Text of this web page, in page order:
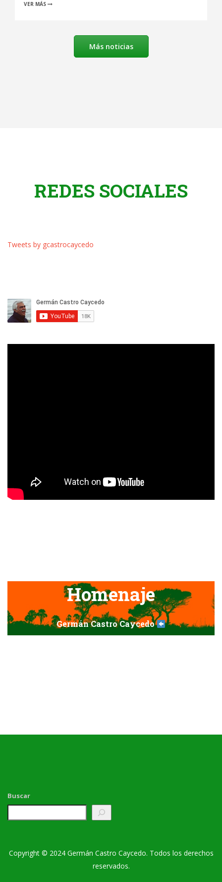
VER MÁS
Más noticias
REDES SOCIALES
Tweets by gcastrocaycedo
Homenaje
Germán Castro Caycedo
Buscar